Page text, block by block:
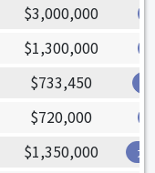
$3,000,000
$1,300,000
$733,450
$720,000
$1,350,000 ガ